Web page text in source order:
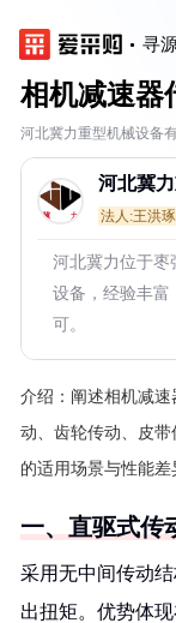
寻
相机减速器
河北冀力重型机械设备
河北冀
法人:王洪琢
河北冀力位于枣
设备，经验丰富
可。
介绍： 阐述相机减
动、齿轮传动、皮
的适用场景与性能差
一、直驱式传
采用无中间传动
出扭矩。优势体